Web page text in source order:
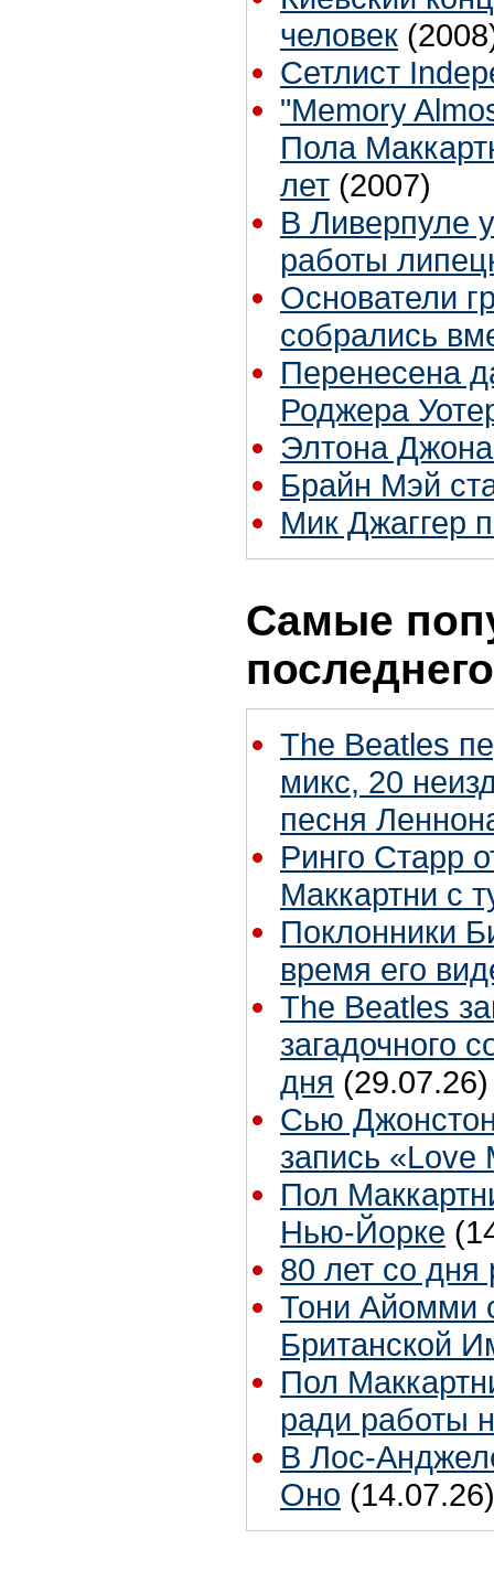
человек
Сетлист
"Memory
Пола
лет (2007)
В Ливерпуле
работы
Основатели
собрались
Перенесена
Роджера
Элтона
Брайн Мэй
Мик Джаггер
Самые
The Beatles
микс, 20
песня
Ринго Старр
Маккартни с
Поклонники
время его
The Beatles
загадочного
дня (29.07.26)
Сью
запись «Love
Пол
Нью-Йорке
80 лет со
Тони Айомми
Британской
Пол
ради работы
В Лос-
Оно (14.07.26)